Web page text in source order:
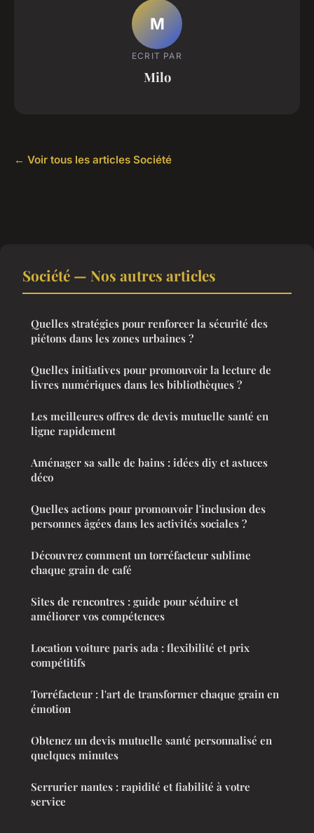
M
ECRIT PAR
Milo
← Voir tous les articles Société
Société — Nos autres articles
Quelles stratégies pour renforcer la sécurité des
piétons dans les zones urbaines ?
Quelles initiatives pour promouvoir la lecture de
livres numériques dans les bibliothèques ?
Les meilleures offres de devis mutuelle santé en
ligne rapidement
Aménager sa salle de bains : idées diy et astuces
déco
Quelles actions pour promouvoir l'inclusion des
personnes âgées dans les activités sociales ?
Découvrez comment un torréfacteur sublime
chaque grain de café
Sites de rencontres : guide pour séduire et
améliorer vos compétences
Location voiture paris ada : flexibilité et prix
compétitifs
Torréfacteur : l'art de transformer chaque grain en
émotion
Obtenez un devis mutuelle santé personnalisé en
quelques minutes
Serrurier nantes : rapidité et fiabilité à votre
service